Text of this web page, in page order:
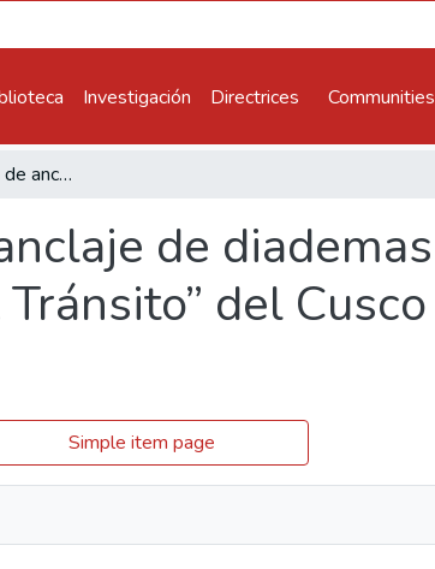
Investigación Directrices
Análisis del sistema de anclaje de diademas en la escultura policromada “Virgen del Tránsito” del Cusco y su propuesta para su intervención
de
del
Simple item page